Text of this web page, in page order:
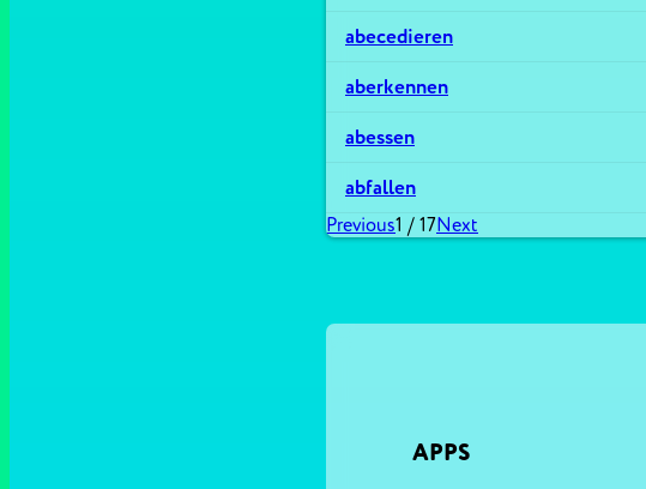
abecedieren
aberkennen
abessen
abfallen
Previous1 / 17Next
APPS